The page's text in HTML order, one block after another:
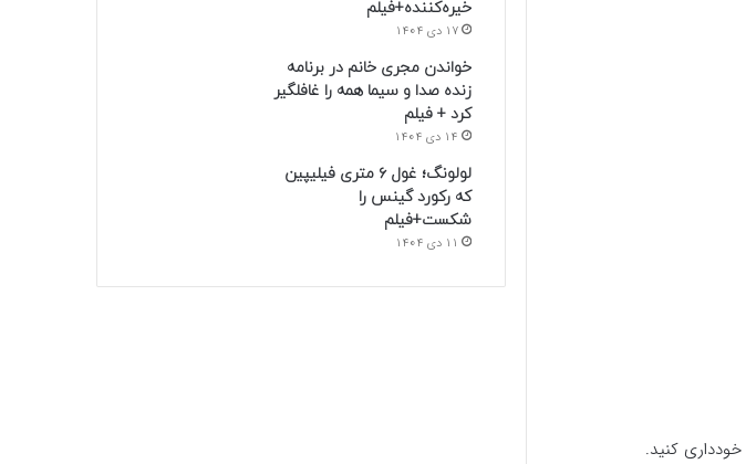
خیره‌کننده+فیلم
17 دی 1404
خواندن مجری خانم در برنامه
زنده صدا و سیما همه را غافلگیر
کرد + فیلم
14 دی 1404
لولونگ؛ غول ۶ متری فیلیپین
که رکورد گینس را
شکست+فیلم
11 دی 1404